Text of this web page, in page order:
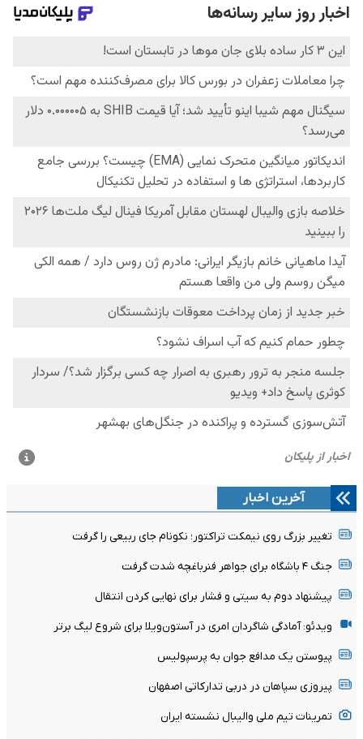
آخرین اخبار
تغییر بزرگ روی نیمکت تراکتور؛ نکونام جای ربیعی را گرفت
جنگ ۴ باشگاه برای جواهر فنرباغچه شدت گرفت
پیشنهاد دوم به سیتی و فشار برای نهایی کردن انتقال
ویدئو: آمادگی شاگردان امری در آستون‌ویلا برای شروع لیگ برتر
پیوستن یک مدافع جوان به پرسپولیس
پیروزی سپاهان در دربی تدارکاتی اصفهان
تمرینات تیم ملی والیبال نشسته ایران